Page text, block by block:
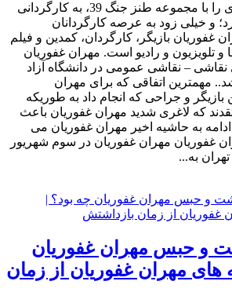
مهران غفوریان بازیگری را با مجموعه طنز جنگ 39، به کارگردانی
و خیلی زود به عرصه کارگردانان
غفوریان بازیگر، کارگردان، کمدین و فیلم
و تلویزیون و رادیو است. مهران غفوریان
– نقاشی عمومی در دانشگاه آزاد
مهمترین اتفاقی که برای مهران
بازیگر و جراحی که انجام داد به طوریکه
که لاغری شدید مهران غفوریان باعث
به حاشیه اخیر مهران غفوریان می
غفوریان مهران غفوریان در سوم شهریور
و حبس مهران غفوریان
های مهران غفوریان از زمان